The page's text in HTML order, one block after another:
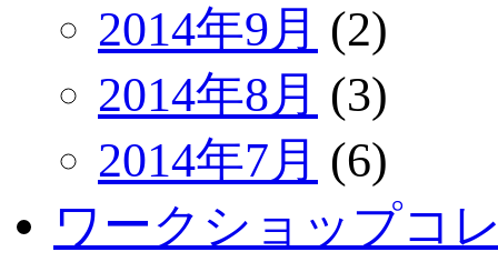
2014年9月 (2)
2014年8月 (3)
2014年7月 (6)
ワークショップコ